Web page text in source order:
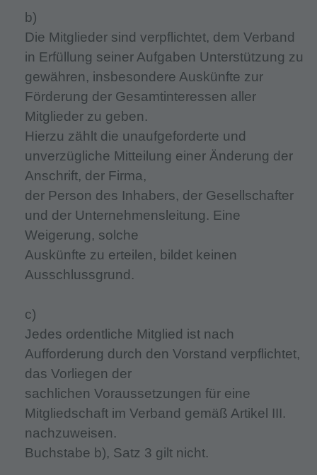
b)
Die Mitglieder sind verpflichtet, dem Verband
in Erfüllung seiner Aufgaben Unterstützung zu
gewähren, insbesondere Auskünfte zur
Förderung der Gesamtinteressen aller
Mitglieder zu geben.
Hierzu zählt die unaufgeforderte und
unverzügliche Mitteilung einer Änderung der
Anschrift, der Firma,
der Person des Inhabers, der Gesellschafter
und der Unternehmensleitung. Eine
Weigerung, solche
Auskünfte zu erteilen, bildet keinen
Ausschlussgrund.
c)
Jedes ordentliche Mitglied ist nach
Aufforderung durch den Vorstand verpflichtet,
das Vorliegen der
sachlichen Voraussetzungen für eine
Mitgliedschaft im Verband gemäß Artikel III.
nachzuweisen.
Buchstabe b), Satz 3 gilt nicht.